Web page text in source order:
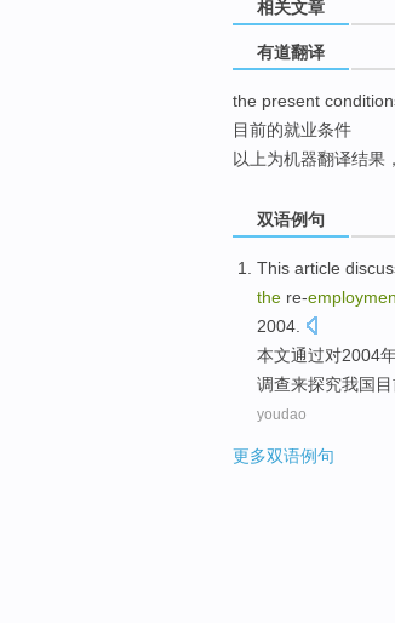
相关文章
有道翻译
the present
目前的就业条件
以上为机器翻译结果
双语例句
This article
the re-
2004.
本文通过对2004
调查来探究我国
youdao
更多双语例句